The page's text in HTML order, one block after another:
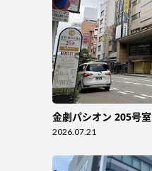
金劇パシオン 205号室
2026.07.21